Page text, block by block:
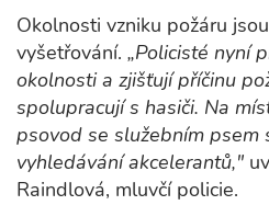
Okolnosti vzniku požáru
vyšetřování. „Policisté nyní
okolnosti a zjišťují příčinu
spolupracují s hasiči. Na
psovod se služebním psem
vyhledávání akcelerantů,"
Raindlová, mluvčí policie.